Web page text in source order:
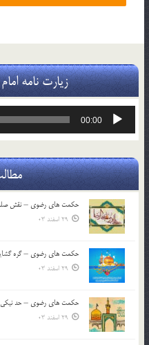
زیارت نامه
پخش‌کننده
00:00
حکمت های رضوی – نقش صله
29 اسفند 03
حکمت های رضوی – گره
29 اسفند 03
حکمت های رضوی – حد نیکی
29 اسفند 03